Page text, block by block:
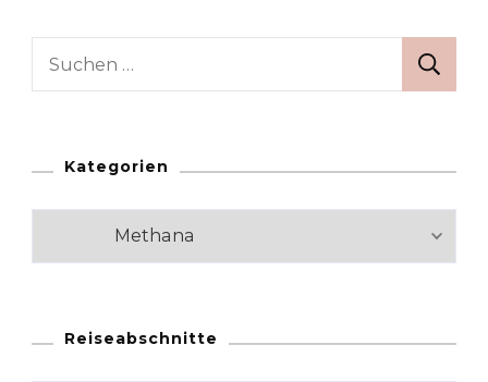
Suchen
Kategorien
Kategorien
Reiseabschnitte